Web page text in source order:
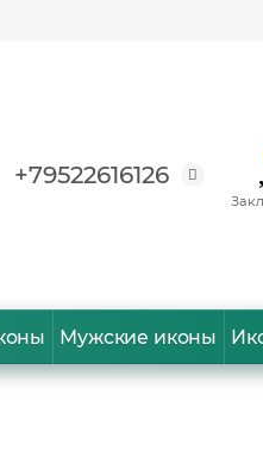
+79522616126
Мужские иконы